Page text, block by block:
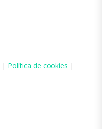
| Política de cookies |